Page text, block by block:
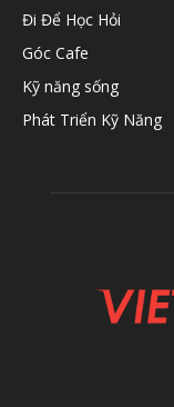
Đi Để Học Hỏi
Góc Cafe
Kỹ năng sống
Phát Triển Kỹ Năng